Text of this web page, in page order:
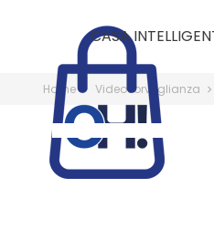
CASA
Home Videosorveglianza